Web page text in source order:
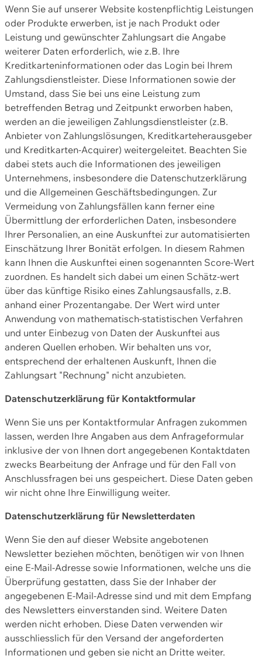
Wenn Sie auf unserer Website kostenpflichtig Leistungen
oder Produkte erwerben, ist je nach Produkt oder
Leistung und gewünschter Zahlungsart die Angabe
weiterer Daten erforderlich, wie z.B. Ihre
Kreditkarteninformationen oder das Login bei Ihrem
Zahlungsdienstleister. Diese Informationen sowie der
Umstand, dass Sie bei uns eine Leistung zum
betreffenden Betrag und Zeitpunkt erworben haben,
werden an die jeweiligen Zahlungsdienstleister (z.B.
Anbieter von Zahlungslösungen, Kreditkarteherausgeber
und Kreditkarten-Acquirer) weitergeleitet. Beachten Sie
dabei stets auch die Informationen des jeweiligen
Unternehmens, insbesondere die Datenschutzerklärung
und die Allgemeinen Geschäftsbedingungen. Zur
Vermeidung von Zahlungsfällen kann ferner eine
Übermittlung der erforderlichen Daten, insbesondere
Ihrer Personalien, an eine Auskunftei zur automatisierten
Einschätzung Ihrer Bonität erfolgen. In diesem Rahmen
kann Ihnen die Auskunftei einen sogenannten Score-Wert
zuordnen. Es handelt sich dabei um einen Schätz-wert
über das künftige Risiko eines Zahlungsausfalls, z.B.
anhand einer Prozentangabe. Der Wert wird unter
Anwendung von mathematisch-statistischen Verfahren
und unter Einbezug von Daten der Auskunftei aus
anderen Quellen erhoben. Wir behalten uns vor,
entsprechend der erhaltenen Auskunft, Ihnen die
Zahlungsart "Rechnung" nicht anzubieten.
Datenschutzerklärung für Kontaktformular
Wenn Sie uns per Kontaktformular Anfragen zukommen
lassen, werden Ihre Angaben aus dem Anfrageformular
inklusive der von Ihnen dort angegebenen Kontaktdaten
zwecks Bearbeitung der Anfrage und für den Fall von
Anschlussfragen bei uns gespeichert. Diese Daten geben
wir nicht ohne Ihre Einwilligung weiter.
Datenschutzerklärung für Newsletterdaten
Wenn Sie den auf dieser Website angebotenen
Newsletter beziehen möchten, benötigen wir von Ihnen
eine E-Mail-Adresse sowie Informationen, welche uns die
Überprüfung gestatten, dass Sie der Inhaber der
angegebenen E-Mail-Adresse sind und mit dem Empfang
des Newsletters einverstanden sind. Weitere Daten
werden nicht erhoben. Diese Daten verwenden wir
ausschliesslich für den Versand der angeforderten
Informationen und geben sie nicht an Dritte weiter.